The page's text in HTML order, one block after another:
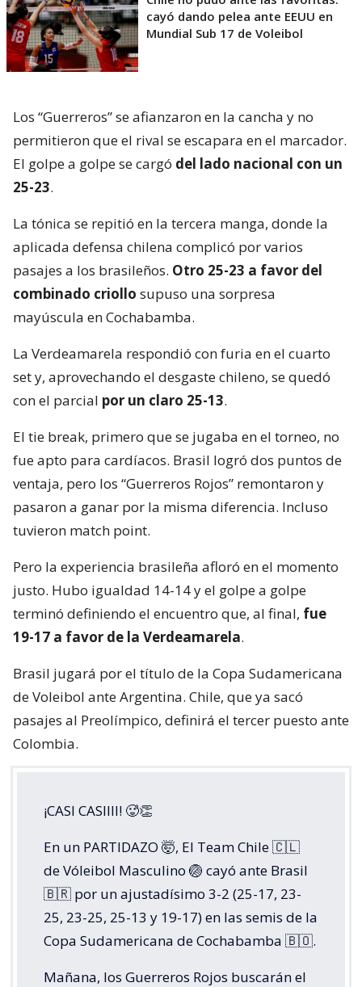
cayó dando pelea ante EEUU en
Mundial Sub 17 de Voleibol
Los “Guerreros” se afianzaron en la cancha y no
permitieron que el rival se escapara en el marcador.
El golpe a golpe se cargó del lado nacional con un
25-23.
La tónica se repitió en la tercera manga, donde la
aplicada defensa chilena complicó por varios
pasajes a los brasileños. Otro 25-23 a favor del
combinado criollo supuso una sorpresa
mayúscula en Cochabamba.
La Verdeamarela respondió con furia en el cuarto
set y, aprovechando el desgaste chileno, se quedó
con el parcial por un claro 25-13.
El tie break, primero que se jugaba en el torneo, no
fue apto para cardíacos. Brasil logró dos puntos de
ventaja, pero los “Guerreros Rojos” remontaron y
pasaron a ganar por la misma diferencia. Incluso
tuvieron match point.
Pero la experiencia brasileña afloró en el momento
justo. Hubo igualdad 14-14 y el golpe a golpe
terminó definiendo el encuentro que, al final, fue
19-17 a favor de la Verdeamarela.
Brasil jugará por el título de la Copa Sudamericana
de Voleibol ante Argentina. Chile, que ya sacó
pasajes al Preolímpico, definirá el tercer puesto ante
Colombia.
¡CASI CASIIII! 🥵👏
En un PARTIDAZO 🤯, El Team Chile 🇨🇱
de Vóleibol Masculino 🏐 cayó ante Brasil
🇧🇷 por un ajustadísimo 3-2 (25-17, 23-
25, 23-25, 25-13 y 19-17) en las semis de la
Copa Sudamericana de Cochabamba 🇧🇴.
Mañana, los Guerreros Rojos buscarán el